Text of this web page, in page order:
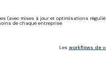
(avec mises à jour et optimisations
de chaque entreprise
Les workflows de